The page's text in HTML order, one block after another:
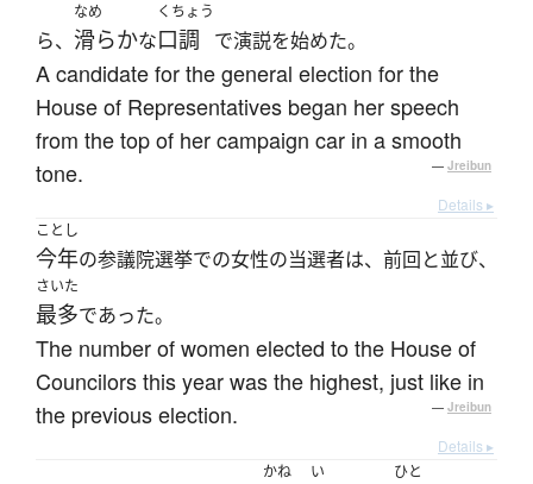
ら、
なめ
滑らかな
くちょう
口調 で演説を始めた。
A candidate for the general election for the
House of Representatives began her speech
from the top of her campaign car in a smooth
tone.
— Jreibun
Details ▸
ことし
今年の参議院選挙での女性の当選者は、前回と並び、
さいた
最多であった。
The number of women elected to the House of
Councilors this year was the highest, just like in
the previous election.
— Jreibun
Details ▸
かね い ひと